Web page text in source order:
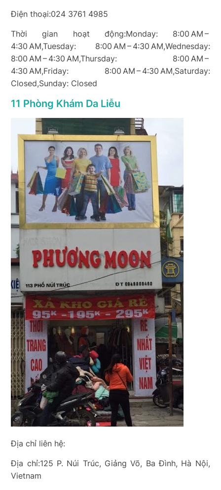
Điện thoại:024 3761 4985
Thời gian hoạt động:Monday: 8:00 AM –
4:30 AM,Tuesday: 8:00 AM – 4:30 AM,Wednesday:
8:00 AM – 4:30 AM,Thursday: 8:00 AM –
4:30 AM,Friday: 8:00 AM – 4:30 AM,Saturday:
Closed,Sunday: Closed
11 Phòng Khám Da Liễu
Địa chỉ liên hệ:
Địa chỉ:125 P. Núi Trúc, Giảng Võ, Ba Đình, Hà Nội,
Vietnam